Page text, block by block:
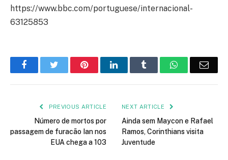
https://www.bbc.com/portuguese/internacional-
63125853
FacebookTwitter PinterestLinkedIn Tumblr WhatsApp
PREVIOUS ARTICLE
Número de mortos por
passagem de furacão Ian nos
EUA chega a 103
NEXT ARTICLE
Ainda sem Maycon e Rafael
Ramos, Corinthians visita
Juventude